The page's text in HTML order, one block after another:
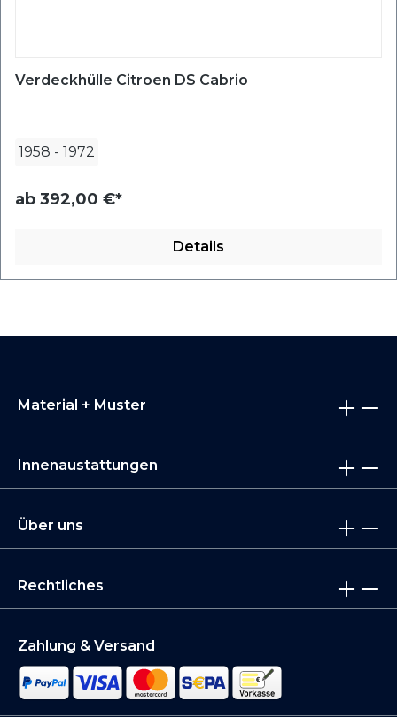
Verdeckhülle Citroen DS Cabrio
1958 - 1972
ab 392,00 €*
Details
Material + Muster
Innenaustattungen
Über uns
Rechtliches
Zahlung & Versand